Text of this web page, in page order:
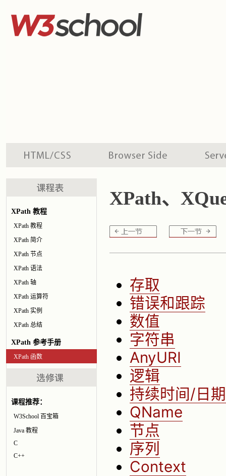
XPath 教程
XPath 教程
XPath 简介
XPath 节点
XPath 语法
XPath 轴
XPath 运算符
XPath 实例
XPath 总结
XPath 参考手册
XPath 函数
课程推荐：
W3School 百宝箱
Java 教程
C
C++
XPath、
存取
错误和跟踪
数值
字符串
AnyURI
逻辑
持续时间/日
QName
节点
序列
Context